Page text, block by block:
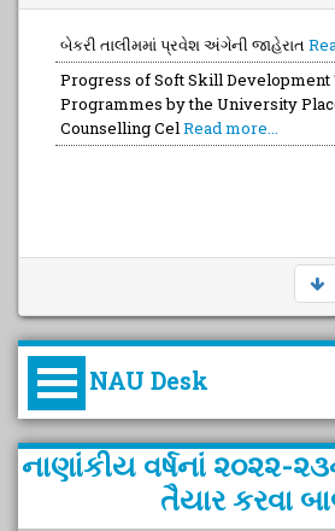
બેકરી તાલીમમાં પ્રવેશ અંગેની જાહેરાત
Progress of Soft Skill
Programmes by the University
Counselling CelRead more...
NAU Desk
કુલપતિની પરિવર્તનકારી પહેલનું
વિહંગાવલોકન (ઓક્ટોબર ૨૦૨૦-
નાણાંકીય વર્ષનાં ૨૦૨૨-
તૈયાર કરવા